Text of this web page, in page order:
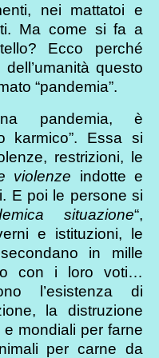
nei mattatoi e
Ma come si fa a
Ecco perché
questo
“pandemia”.
pandemia, è
karmico”. Essa si
restrizioni, le
violenze indotte e
E poi le persone si
situazione“,
e istituzioni, le
in mille
con i loro voti…
l’esistenza di
la distruzione
mondiali per farne
per carne da